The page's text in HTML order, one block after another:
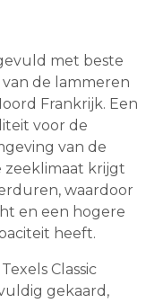
met beste
de lammeren
Frankrijk. Een
voor de
van de
zeeklimaat krijgt
waardoor
en een hogere
heeft.
Classic
gekaard,